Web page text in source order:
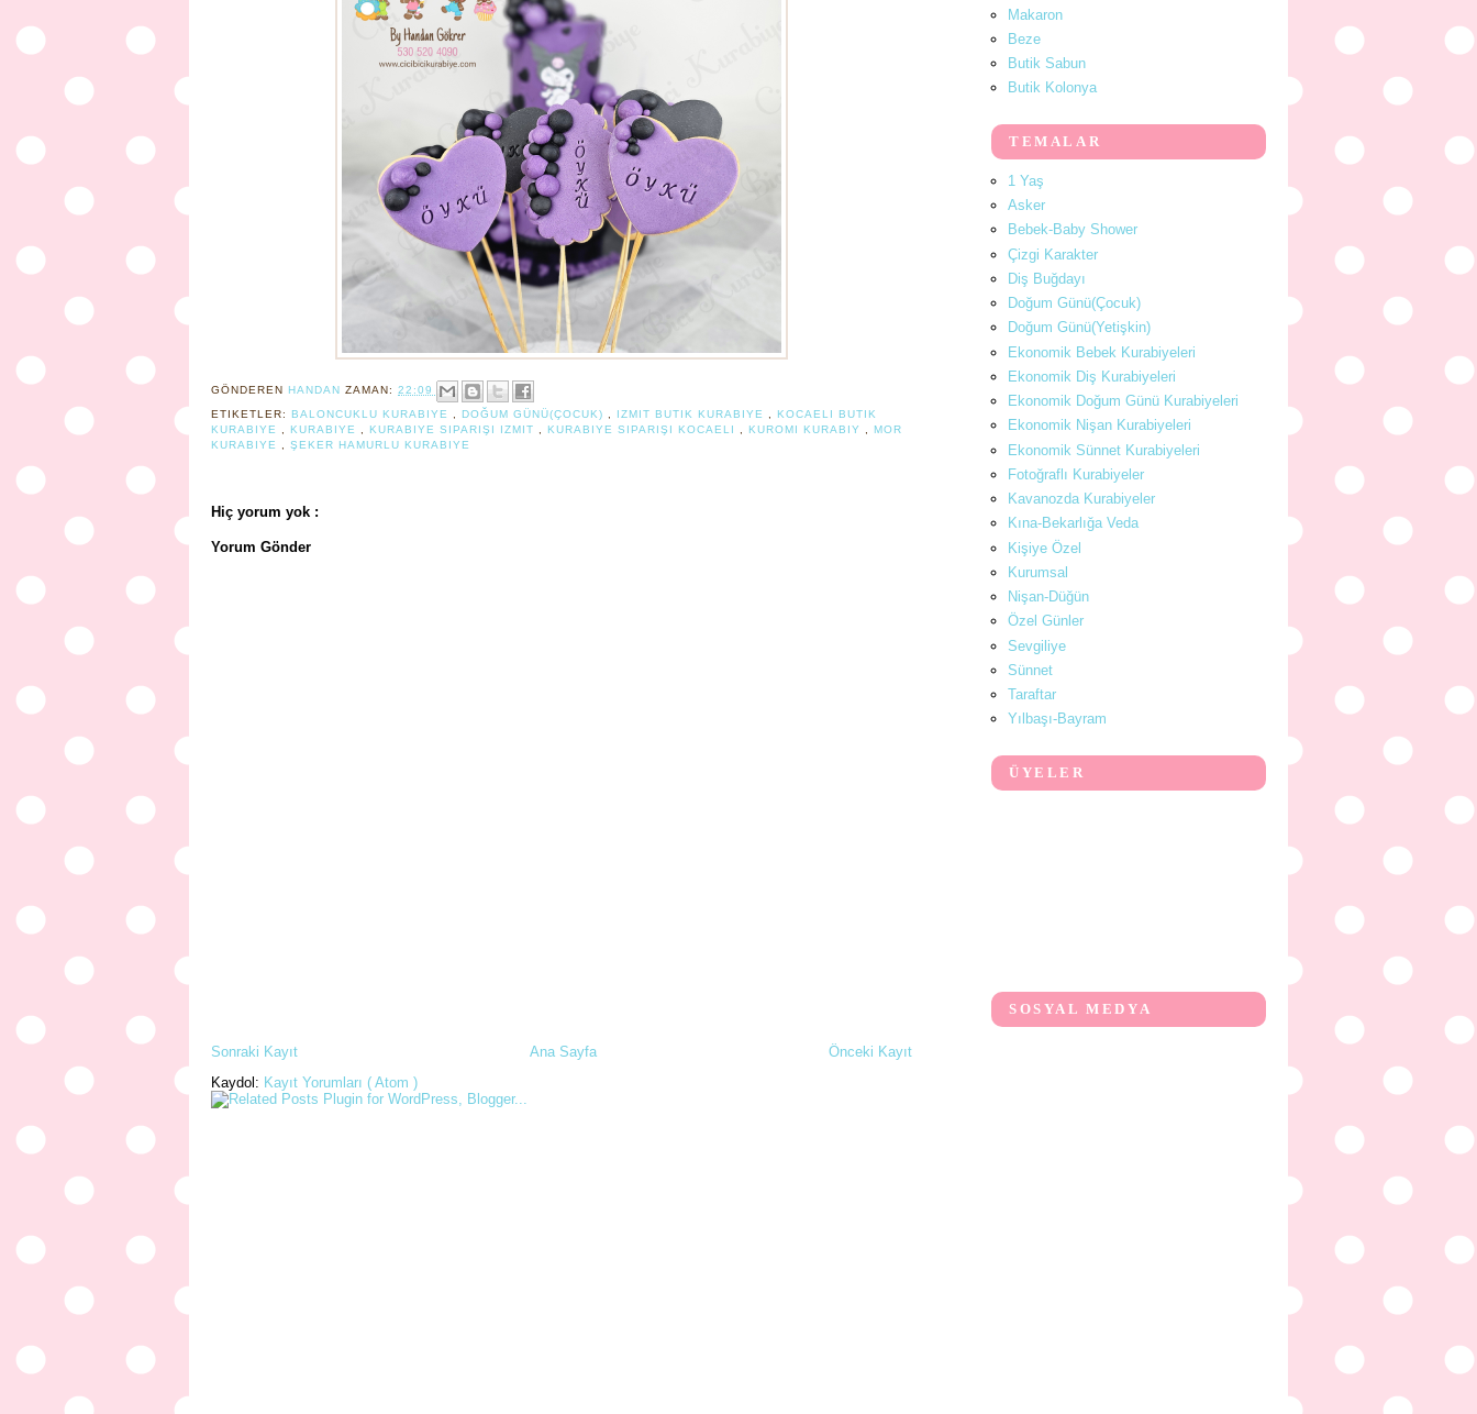
GÖNDEREN HANDAN ZAMAN: 22:09
ETIKETLER: BALONCUKLU KURABIYE DOĞUM GÜNÜ(ÇOCUK) IZMIT BUTIK KURABIYE
KOCAELI BUTIK
KURABIYE
KURABIYE KURABIYE SIPARIŞI IZMIT KURABIYE SIPARIŞI KOCAELI KUROMI KURABIY
MOR
KURABIYE
ŞEKER HAMURLU KURABIYE
Hiç yorum yok :
Yorum Gönder
Sonraki Kayıt Önceki Kayıt
Ana Sayfa
Kaydol: Kayıt Yorumları ( Atom )
Makaron
Beze
Butik Sabun
Butik Kolonya
TEMALAR
1 Yaş
Asker
Bebek-Baby Shower
Çizgi Karakter
Diş Buğdayı
Doğum Günü(Çocuk)
Doğum Günü(Yetişkin)
Ekonomik Bebek Kurabiyeleri
Ekonomik Diş Kurabiyeleri
Ekonomik Doğum Günü Kurabiyeleri
Ekonomik Nişan Kurabiyeleri
Ekonomik Sünnet Kurabiyeleri
Fotoğraflı Kurabiyeler
Kavanozda Kurabiyeler
Kına-Bekarlığa Veda
Kişiye Özel
Kurumsal
Nişan-Düğün
Özel Günler
Sevgiliye
Sünnet
Taraftar
Yılbaşı-Bayram
ÜYELER
SOSYAL MEDYA